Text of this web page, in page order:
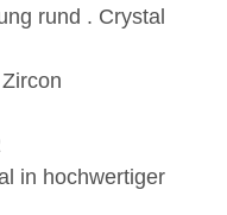
rund . Crystal
in hochwertiger